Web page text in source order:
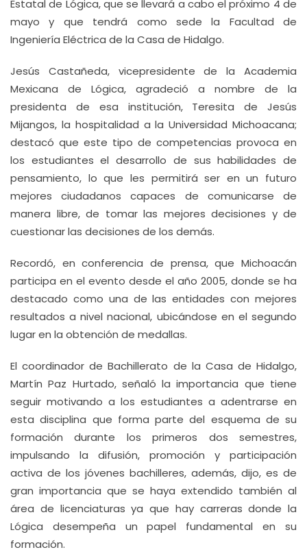
Estatal de Lógica, que se llevará a cabo el próximo 4 de
mayo y que tendrá como sede la Facultad de
Ingeniería Eléctrica de la Casa de Hidalgo.
Jesús Castañeda, vicepresidente de la Academia
Mexicana de Lógica, agradeció a nombre de la
presidenta de esa institución, Teresita de Jesús
Mijangos, la hospitalidad a la Universidad Michoacana;
destacó que este tipo de competencias provoca en
los estudiantes el desarrollo de sus habilidades de
pensamiento, lo que les permitirá ser en un futuro
mejores ciudadanos capaces de comunicarse de
manera libre, de tomar las mejores decisiones y de
cuestionar las decisiones de los demás.
Recordó, en conferencia de prensa, que Michoacán
participa en el evento desde el año 2005, donde se ha
destacado como una de las entidades con mejores
resultados a nivel nacional, ubicándose en el segundo
lugar en la obtención de medallas.
El coordinador de Bachillerato de la Casa de Hidalgo,
Martín Paz Hurtado, señaló la importancia que tiene
seguir motivando a los estudiantes a adentrarse en
esta disciplina que forma parte del esquema de su
formación durante los primeros dos semestres,
impulsando la difusión, promoción y participación
activa de los jóvenes bachilleres, además, dijo, es de
gran importancia que se haya extendido también al
área de licenciaturas ya que hay carreras donde la
Lógica desempeña un papel fundamental en su
formación.